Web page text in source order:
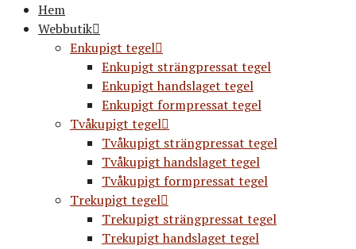
Hem
Webbutik
Enkupigt tegel
Enkupigt strängpressat tegel
Enkupigt handslaget tegel
Enkupigt formpressat tegel
Tvåkupigt tegel
Tvåkupigt strängpressat tegel
Tvåkupigt handslaget tegel
Tvåkupigt formpressat tegel
Trekupigt tegel
Trekupigt strängpressat tegel
Trekupigt handslaget tegel